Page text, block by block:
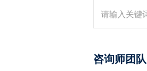
咨询师团队